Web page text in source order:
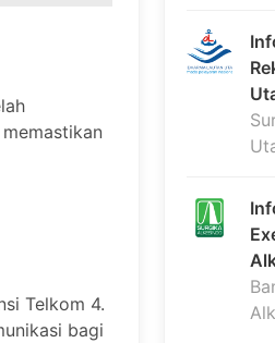
Telkom 4.
bagi